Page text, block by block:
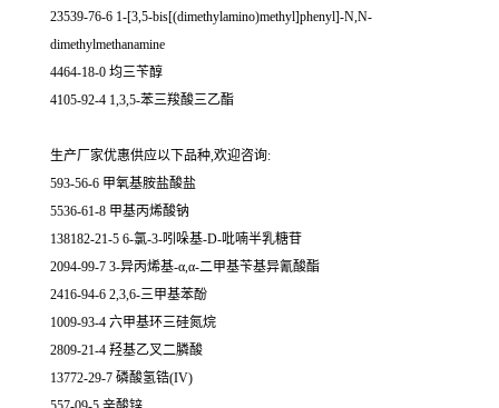
23539-76-6 1-[3,5-bis[(dimethylamino)methyl]phenyl]-N,N-
dimethylmethanamine
4464-18-0 均三苄醇
4105-92-4 1,3,5-苯三羧酸三乙酯
生产厂家优惠供应以下品种,欢迎咨询:
593-56-6 甲氧基胺盐酸盐
5536-61-8 甲基丙烯酸钠
138182-21-5 6-氯-3-吲哚基-D-吡喃半乳糖苷
2094-99-7 3-异丙烯基-α,α-二甲基苄基异氰酸酯
2416-94-6 2,3,6-三甲基苯酚
1009-93-4 六甲基环三硅氮烷
2809-21-4 羟基乙叉二膦酸
13772-29-7 磷酸氢锆(IV)